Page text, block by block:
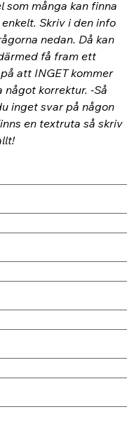
som många kan finna
Skriv i den info
nedan. Då kan
få fram ett
att INGET kommer
korrektur. -Så
inget svar på någon
en textruta så skriv